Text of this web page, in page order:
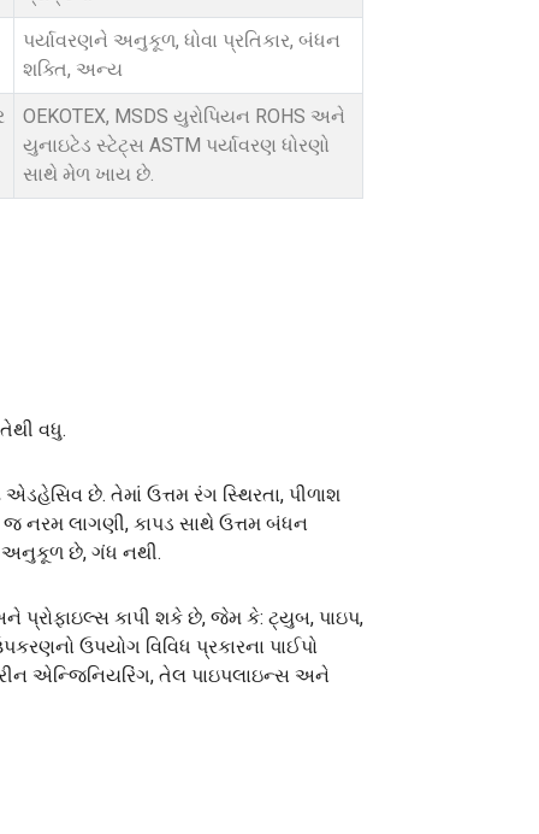
પર્યાવરણને અનુકૂળ, ધોવા પ્રતિકાર, બંધન
શક્તિ, અન્ય
OEKOTEX, MSDS યુરોપિયન ROHS અને
યુનાઇટેડ સ્ટેટ્સ ASTM પર્યાવરણ ધોરણો
સાથે મેળ ખાય છે.
વધુ.
એડહેસિવ છે. તેમાં ઉત્તમ રંગ સ્થિરતા, પીળાશ
જ નરમ લાગણી, કાપડ સાથે ઉત્તમ બંધન
અનુકૂળ છે, ગંધ નથી.
પ્રોફાઇલ્સ કાપી શકે છે, જેમ કે: ટ્યુબ, પાઇપ,
ઉપયોગ વિવિધ પ્રકારના પાઈપો
એન્જિનિયરિંગ, તેલ પાઇપલાઇન્સ અને